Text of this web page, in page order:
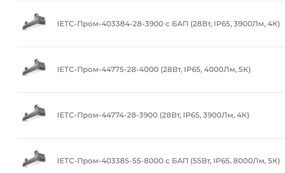
IETC-Пром-403384-28-3900 с БАП (28Вт, IP65, 3900Лм, 4К)
IETC-Пром-44775-28-4000 (28Вт, IP65, 4000Лм, 5К)
IETC-Пром-44774-28-3900 (28Вт, IP65, 3900Лм, 4К)
IETC-Пром-403385-55-8000 с БАП (55Вт, IP65, 8000Лм, 5К)